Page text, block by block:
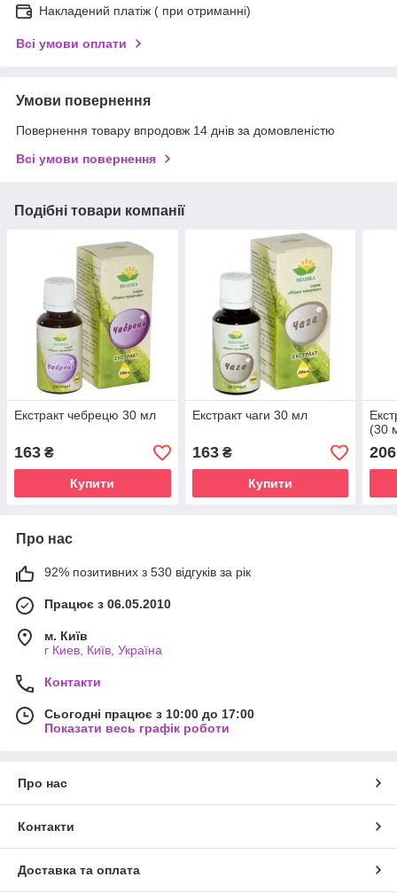
Накладений платіж ( при отриманні)
Всі умови оплати
Умови повернення
Повернення товару впродовж 14 днів за домовленістю
Всі умови повернення
Подібні товари компанії
Екстракт чебрецю 30 мл
163 ₴
Купити
Екстракт чаги 30 мл
163₴
Купити
(30
206
Про нас
92% позитивних з 530 відгуків за рік
Працює з 06.05.2010
м. Київ
г Киев, Київ, Україна
Контакти
Сьогодні працює з 10:00 до 17:00
Показати весь графік роботи
Про нас
Контакти
Доставка та оплата